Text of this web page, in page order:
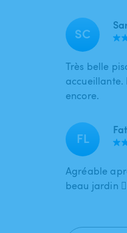
SC
Très belle
accueillante.
encore.
FL
Agréable
beau jardin